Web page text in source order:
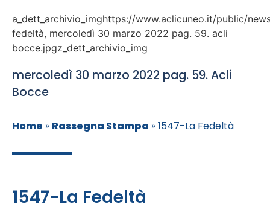
a_dett_archivio_imghttps://www.aclicuneo.it/public/
fedeltà, mercoledì 30 marzo 2022 pag. 59. acli
bocce.jpgz_dett_archivio_img
mercoledì 30 marzo 2022 pag. 59. Acli
Bocce
Home » Rassegna Stampa » 1547-La Fedeltà
1547-La Fedeltà